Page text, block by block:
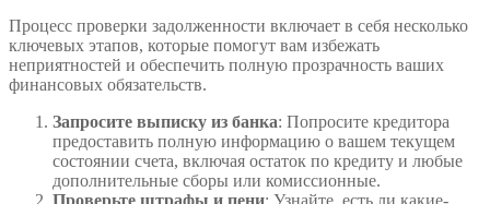
Процесс проверки задолженности включает в себя несколько
ключевых этапов, которые помогут вам избежать
неприятностей и обеспечить полную прозрачность ваших
финансовых обязательств.
Запросите выписку из банка: Попросите кредитора
предоставить полную информацию о вашем текущем
состоянии счета, включая остаток по кредиту и любые
дополнительные сборы или комиссионные.